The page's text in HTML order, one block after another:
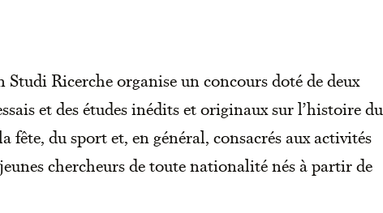
Ricerche organise un concours doté de deux
et des études inédits et originaux sur l’histoire du
fête, du sport et, en général, consacrés aux activités
chercheurs de toute nationalité nés à partir de